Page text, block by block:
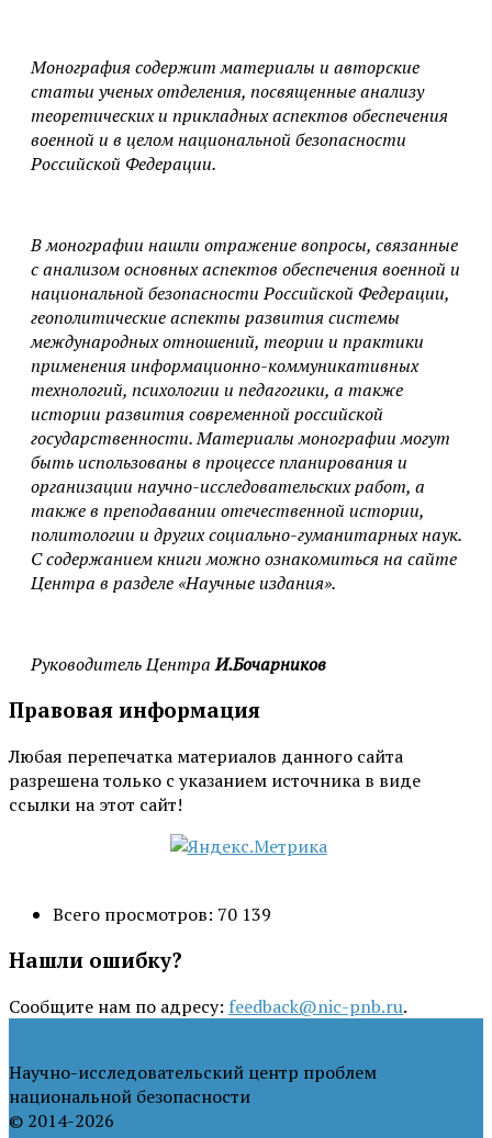
Монография содержит материалы и авторские
статьи ученых отделения, посвященные анализу
теоретических и прикладных аспектов обеспечения
военной и в целом национальной безопасности
Российской Федерации.
В монографии нашли отражение вопросы, связанные
с анализом основных аспектов обеспечения военной и
национальной безопасности Российской Федерации,
геополитические аспекты развития системы
международных отношений, теории и практики
применения информационно-коммуникативных
технологий, психологии и педагогики, а также
истории развития современной российской
государственности. Материалы монографии могут
быть использованы в процессе планирования и
организации научно-исследовательских работ, а
также в преподавании отечественной истории,
политологии и других социально-гуманитарных наук.
С содержанием книги можно ознакомиться на сайте
Центра в разделе «Научные издания».
Руководитель ЦентраИ.Бочарников
Правовая информация
Любая перепечатка материалов данного сайта
разрешена только с указанием источника в виде
ссылки на этот сайт!
Всего просмотров: 70 139
Нашли ошибку?
Сообщите нам по адресу: feedback@nic-pnb.ru.
Научно-исследовательский центр проблем
национальной безопасности
© 2014-2026